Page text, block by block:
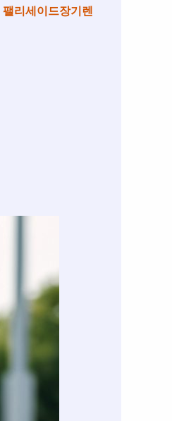
팰리세이드장기렌